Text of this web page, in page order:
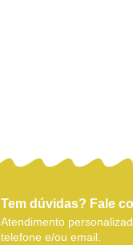
Tem dúvidas? Fale
Atendimento
telefone e/ou email.